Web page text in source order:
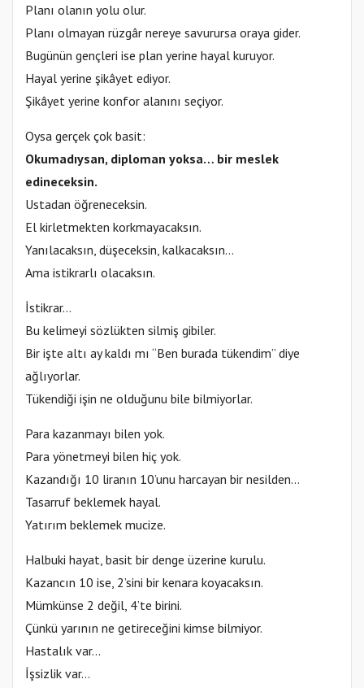
Planı olanın yolu olur.
Planı olmayan rüzgâr nereye savurursa oraya gider.
Bugünün gençleri ise plan yerine hayal kuruyor.
Hayal yerine şikâyet ediyor.
Şikâyet yerine konfor alanını seçiyor.
Oysa gerçek çok basit:
Okumadıysan, diploman yoksa… bir meslek
edineceksin.
Ustadan öğreneceksin.
El kirletmekten korkmayacaksın.
Yanılacaksın, düşeceksin, kalkacaksın…
Ama istikrarlı olacaksın.
İstikrar…
Bu kelimeyi sözlükten silmiş gibiler.
Bir işte altı ay kaldı mı “Ben burada tükendim” diye
ağlıyorlar.
Tükendiği işin ne olduğunu bile bilmiyorlar.
Para kazanmayı bilen yok.
Para yönetmeyi bilen hiç yok.
Kazandığı 10 liranın 10’unu harcayan bir nesilden…
Tasarruf beklemek hayal.
Yatırım beklemek mucize.
Halbuki hayat, basit bir denge üzerine kurulu.
Kazancın 10 ise, 2’sini bir kenara koyacaksın.
Mümkünse 2 değil, 4’te birini.
Çünkü yarının ne getireceğini kimse bilmiyor.
Hastalık var…
İşsizlik var…